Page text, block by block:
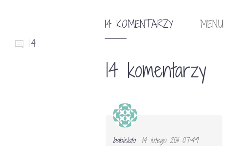
14
14 KOMENTARZY MENU
14 komentarzy
babielato
14 lutego 2011 07:49